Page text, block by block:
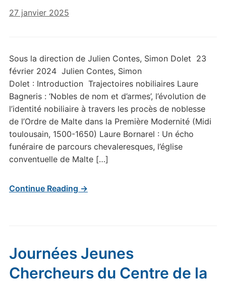
27 janvier 2025
Sous la direction de Julien Contes, Simon Dolet 23
février 2024 Julien Contes, Simon
Dolet : Introduction Trajectoires nobiliaires Laure
Bagneris : ‘Nobles de nom et d’armes’, l’évolution de
l’identité nobiliaire à travers les procès de noblesse
de l’Ordre de Malte dans la Première Modernité (Midi
toulousain, 1500-1650) Laure Bornarel : Un écho
funéraire de parcours chevaleresques, l’église
conventuelle de Malte […]
Continue Reading →
Journées Jeunes
Chercheurs du Centre de la